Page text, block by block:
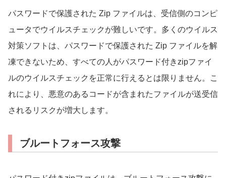
パスワードで保護された Zip ファイルは、受信側のコンピ
ュータでウイルスチェックが難しいです。多くのウイルス
対策ソフトは、パスワードで保護された Zip ファイルを解
凍できないため、すべての人がパスワード付きzipファイ
ルのウイルスチェックを正常に行えるとは限りません。こ
れにより、悪意のあるコードが含まれたファイルが送受信
されるリスクが増大します。
ブルートフォース攻撃